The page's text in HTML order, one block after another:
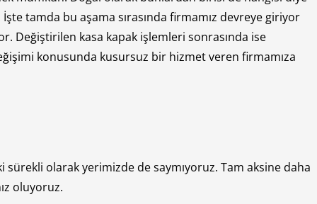
tamda bu aşama sırasında firmamız devreye giriyor
Değiştirilen kasa kapak işlemleri sonrasında ise
konusunda kusursuz bir hizmet veren firmamıza
sürekli olarak yerimizde de saymıyoruz. Tam aksine daha
oluyoruz.